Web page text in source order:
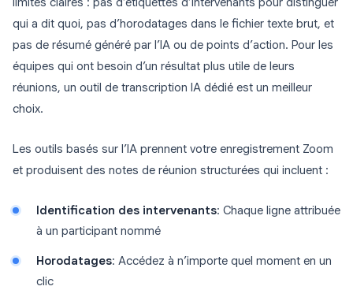
qui a dit quoi, pas d’horodatages dans le fichier texte brut, et
pas de résumé généré par l’IA ou de points d’action. Pour les
équipes qui ont besoin d’un résultat plus utile de leurs
réunions, un outil de transcription IA dédié est un meilleur
choix.
Les outils basés sur l’IA prennent votre enregistrement Zoom
et produisent des notes de réunion structurées qui incluent :
Identification des intervenants: Chaque ligne attribuée
à un participant nommé
Horodatages: Accédez à n’importe quel moment en un
clic